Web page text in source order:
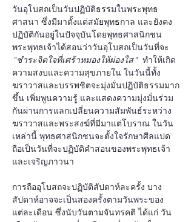
วันอุโบสถเป็นวันปฏิบัติธรรมในพระพุทธ
ศาสนา ซึ่งมีมาตั้งแต่สมัยพุทธกาล และยังคง
ปฏิบัติกันอยู่ในปัจจุบันโดยพุทธศาสนิกชน
พระพุทธเจ้าได้สอนว่าวันอุโบสถเป็นวันที่จะ
"ชำระจิตใจที่เศร้าหมองให้ผ่องใส" ทำให้เกิด
ความสงบและความสุขภายใน ในวันนี้ทั้ง
ฆราวาสและบรรพชิตจะมุ่งมั่นปฏิบัติธรรมมาก
ขึ้น เพิ่มพูนความรู้ และแสดงความมุ่งมั่นร่วม
กันผ่านการแลกเปลี่ยนความสัมพันธ์ระหว่าง
ฆราวาสและพระสงฆ์ที่มีมาแต่โบราณ ในวัน
เหล่านี้ พุทธศาสนิกชนจะตั้งใจรักษาศีลแปด
ถือเป็นวันที่จะปฏิบัติคำสอนของพระพุทธเจ้า
และเจริญภาวนา
การถืออุโบสถจะปฏิบัติสัปดาห์ละครั้ง บาง
สัปดาห์อาจจะเป็นสองครั้งตามวันพระของ
แต่ละเดือน ซึ่งนับวันตามจันทรคติ ได้แก่ วัน